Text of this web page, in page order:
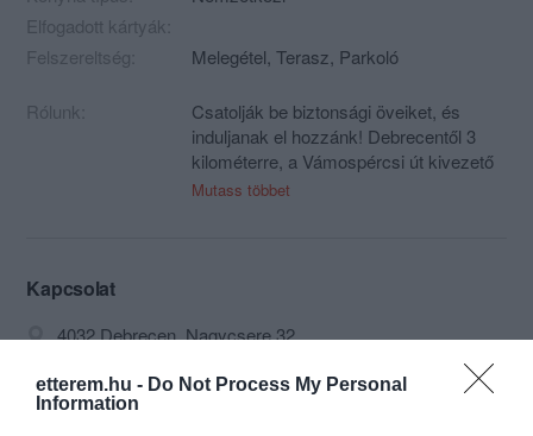
etterem.hu - Do Not Process My Personal
Information
Elfogadott kártyák:
Felszereltség:
Melegétel, Terasz, Parkoló
Rólunk:
Csatolják be biztonsági öveiket, és
induljanak el hozzánk! Debrecentől 3
kilométerre, a Vámospércsi út kivezető
szakaszánál, a 7-es kilométer-kőnél
családok is, hiszen éttermünk udvarán
játszótér gondoskodik a gyermekek
számára nélkülözhetetlen mozgásról.
Mutass többet
Kapcsolat
4032 Debrecen, Nagycsere 32.
+36 52 718 070
info@panoramaetterem.com